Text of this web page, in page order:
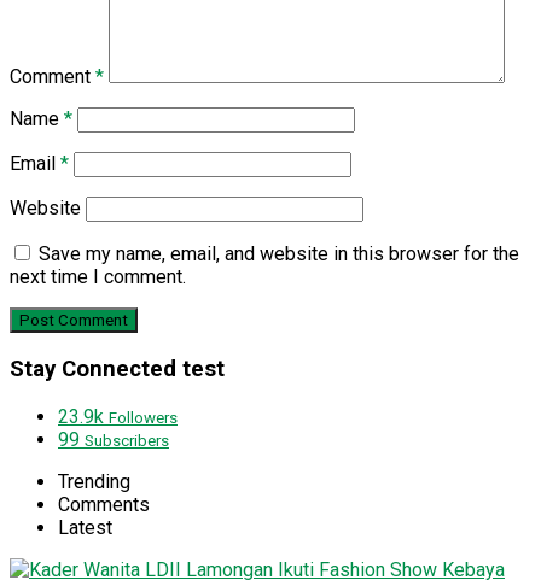
Comment *
Name *
Email *
Website
Save my name, email, and website in this browser for the
next time I comment.
Stay Connected test
23.9k Followers
99 Subscribers
Trending
Comments
Latest